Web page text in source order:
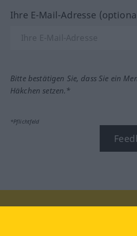
Ihre E-Mail-Adresse
Bitte bestätigen Sie, dass Sie ein
Häkchen setzen.*
*Pflichtfeld